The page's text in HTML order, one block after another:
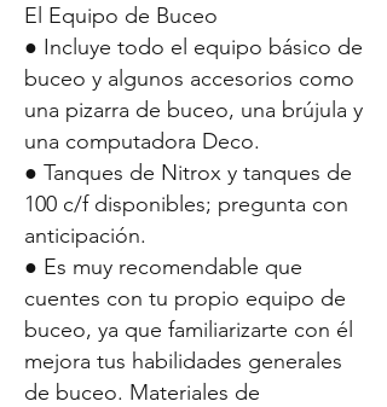
El Equipo de Buceo
● Incluye todo el equipo básico de
buceo y algunos accesorios como
una pizarra de buceo, una brújula y
una computadora Deco.
● Tanques de Nitrox y tanques de
100 c/f disponibles; pregunta con
anticipación.
● Es muy recomendable que
cuentes con tu propio equipo de
buceo, ya que familiarizarte con él
mejora tus habilidades generales
de buceo. Materiales de